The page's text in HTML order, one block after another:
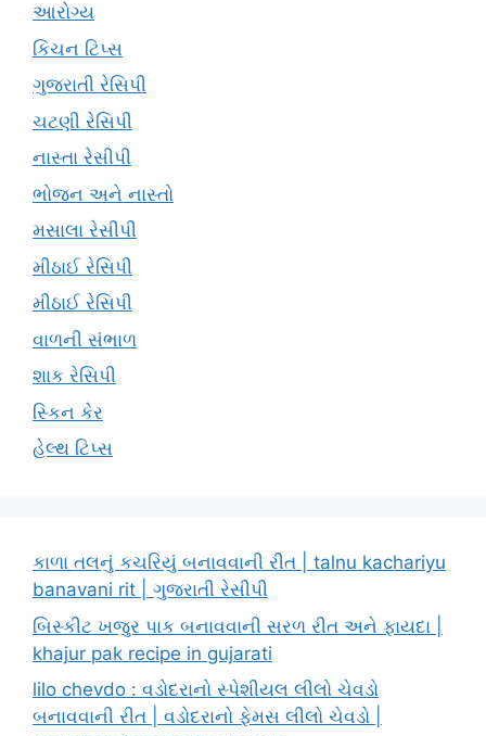
આરોગ્ય
કિચન ટિપ્સ
ગુજરાતી રેસિપી
ચટણી રેસિપી
નાસ્તા રેસીપી
ભોજન અને નાસ્તો
મસાલા રેસીપી
મીઠાઈ રેસિપી
મીઠાઈ રેસિપી
વાળની સંભાળ
શાક રેસિપી
સ્કિન કેર
હેલ્થ ટિપ્સ
કાળા તલનું કચરિયું બનાવવાની રીત | talnu kachariyu
banavani rit | ગુજરાતી રેસીપી
બિસ્કીટ ખજુર પાક બનાવવાની સરળ રીત અને ફાયદા |
khajur pak recipe in gujarati
lilo chevdo : વડોદરાનો સ્પેશીયલ લીલો ચેવડો
બનાવવાની રીત | વડોદરાનો ફેમસ લીલો ચેવડો |